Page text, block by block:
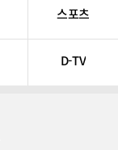
스포츠
D-TV